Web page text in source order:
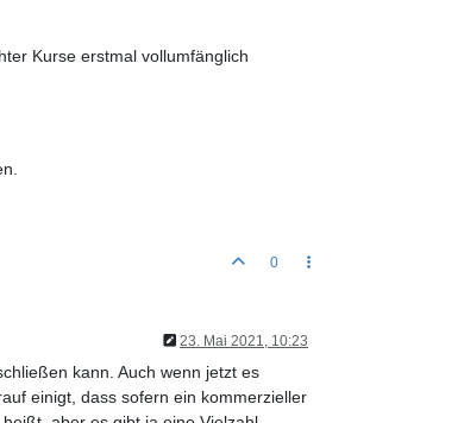
Kurse erstmal vollumfänglich
0
23. Mai 2021, 10:23
kann. Auch wenn jetzt es
einigt, dass sofern ein kommerzieller